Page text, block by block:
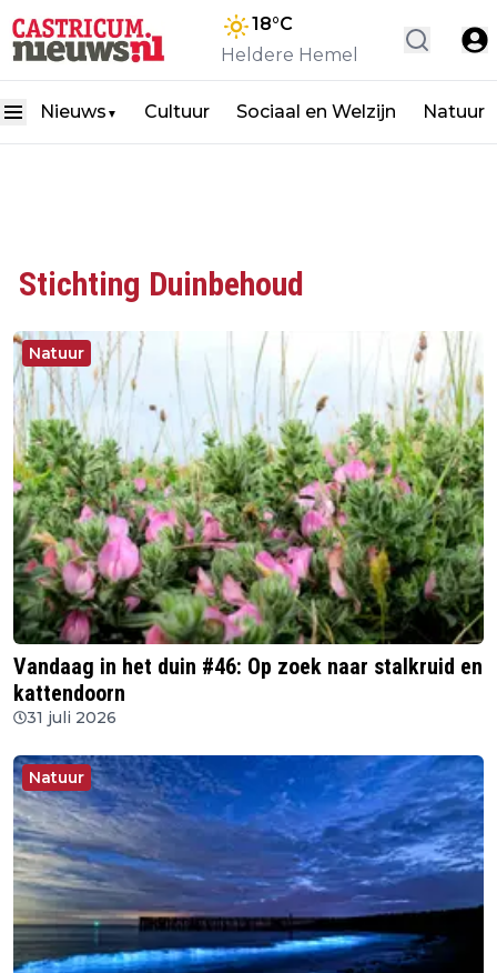
18°C
Heldere Hemel
Nieuws ▼ Cultuur Sociaal en Welzijn Natuur
Stichting Duinbehoud
Natuur
Vandaag in het duin #46: Op zoek naar stalkruid en
kattendoorn
31 juli 2026
Natuur